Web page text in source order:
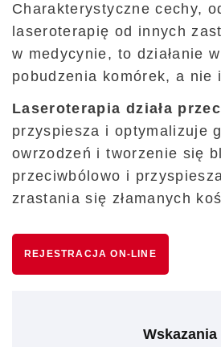
Charakterystyczne cechy,
laseroterapię od innych
w medycynie, to działanie
pobudzenia komórek, a nie
Laseroterapia działa
przyspiesza i optymalizuje
owrzodzeń i tworzenie się
przeciwbólowo i
zrastania się złamanych
REJESTRACJA ON-LINE
Wskazania